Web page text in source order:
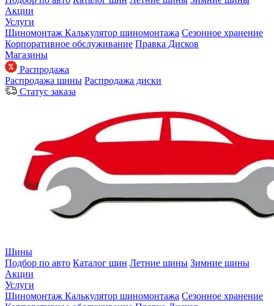
Акции
Услуги
Шиномонтаж Калькулятор шиномонтажа Сезонное хранение
Корпоративное обслуживание Правка Дисков
Магазины
Распродажа
Распродажа шины Распродажа диски
Статус заказа
Шины
Подбор по авто Каталог шин Летние шины Зимние шины
Акции
Услуги
Шиномонтаж Калькулятор шиномонтажа Сезонное хранение